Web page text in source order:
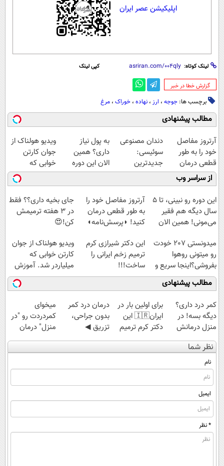
اپلیکیشن عصر ایران
لینک کوتاه: کپی لینک
‌گزارش خطا در خبر
برچسب ها: جوجه ، ارز ، نهاده ، خوراک ، مرغ
مطالب پیشنهادی
آرتروز مفاصل
خود را به طور
قطعی درمان
کنید!
◗پرسش‌نامه◖
دندان مصنوعی
سوئیسی:
جدیدترین
فناوری اروپا،
سبک و مقاوم |
پرداخت قسطی
به پول نیاز
داری؟ همین
الان این دوره
رایگان رو شرکت
کن تا دیر نشده!
ویدیو هولناک از
جوان کارتن
خوابی که
میلیاردر شد.
آموزش رایگان
از سراسر وب
این دوره رو نبینی، تا 5
سال دیگه هم فقیر
می‌مونی! همین الان
آرتروز مفاصل خود را
به طور قطعی درمان
کنید! ◗پرسش‌نامه◖
جای بخیه داری؟؟ فقط
در 3 هفته ترمیمش
کن!😍
میدونستی 207 خودت
رو میتونی روهوا
بفروشی؟اینجا سریع و
راحت بفروش
این دکتر شیرازی کرم
ترمیم زخم ایرانی را
ساخت!!!
ویدیو هولناک از جوان
کارتن خوابی که
میلیاردر شد. آموزش
رایگان
مطالب پیشنهادی
کمر درد داری؟
دیگه بسه! در
منزل درمانش
کن
(◀پرسش‌نامه)
برای اولین بار در
ایران🇮🇷 این
دکتر کرم ترمیم
کننده 23 روزه
ساخت!
درمان درد کمر
بدون جراحی،
تزریق ◀
پرسش‌نامه رو پر
کن ▶
میخوای
کمردردت رو "در
منزل" درمان
کنی؟ (◂فیلم +
◂پرسش‌نامه)
نظر شما
نام
ایمیل
* نظر